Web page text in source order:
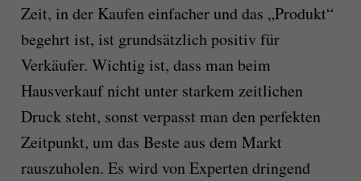
Zeit, in der Kaufen einfacher und das „Produkt“
begehrt ist, ist grundsätzlich positiv für
Verkäufer. Wichtig ist, dass man beim
Hausverkauf nicht unter starkem zeitlichen
Druck steht, sonst verpasst man den perfekten
Zeitpunkt, um das Beste aus dem Markt
rauszuholen. Es wird von Experten dringend